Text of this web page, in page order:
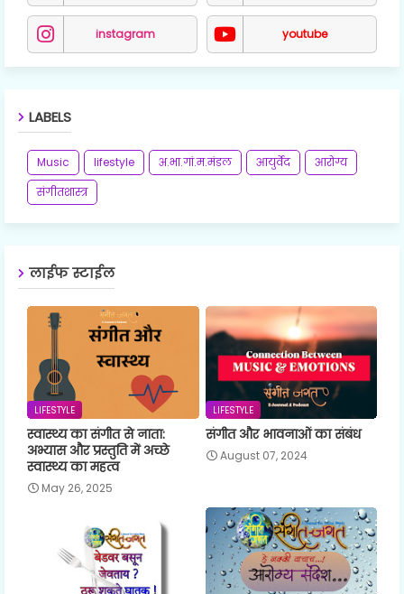
instagram youtube
LABELS
Music lifestyle अ.भा.गां.म.मंडल आयुर्वेद
आरोग्य
संगीतशास्त्र
लाईफ स्टाईल
LIFESTYLE
स्वास्थ्य का संगीत से नाता:
अभ्यास और प्रस्तुति में अच्छे
स्वास्थ्य का महत्व
May 26, 2025
LIFESTYLE
संगीत और भावनाओं का संबंध
August 07, 2024